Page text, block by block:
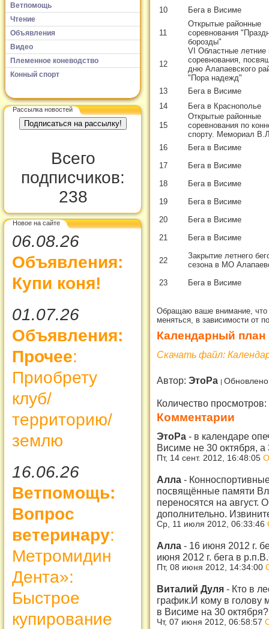
Ветпомощь
Чтение
Объявления
Видео
Племенное коневодство
Конный спорт
Рассылка новостей
Всего
подписчиков:
238
Новое на сайте
06.08.26
Объявления:
Купи коня!
01.07.26
Объявления:
Прочее:
Приобрету
клуб/
территорию/
землю
16.06.26
Ветпомощь:
Вопрос
ветеринару:
Метромидин
Дента»:
Быстрое
купирование
10
Бега в Висиме
11
Открытые районные
соревнования
борозды"
12
VI Областные летние
соревнования,
дню Алапаевского
"Пора надежд"
13
Бега в Висиме
14
Бега в Краснополье
15
Открытые районные
соревнования по
спорту. Мемориал
16
Бега в Висиме
17
Бега в Висиме
18
Бега в Висиме
19
Бега в Висиме
20
Бега в Висиме
21
Бега в Висиме
22
Закрытие летнего
сезона в МО
23
Бега в Висиме
Обращаю ваше внимание, что
меняться, в зависимости от
Календарный план
Скачать файл:
Автор: ЭтоРа
Количество просмотров:
Комментарии
ЭтоРа - в календаре
Висиме не 30 октября, а
Пт, 14 сент. 2012, 16:48:05
Алла -
посвящённые памяти
переносятся на август.
дополнительно.
Ср, 11 июля 2012, 06:33:46
Алла - 16 июня 2012 г.
июня 2012 г. бега в
Пт, 08 июня 2012, 14:34:00
Виталий Дуля - Кто в
график.И кому в голову
в Висиме на 30 октября?
Чт, 07 июня 2012, 06:58:57